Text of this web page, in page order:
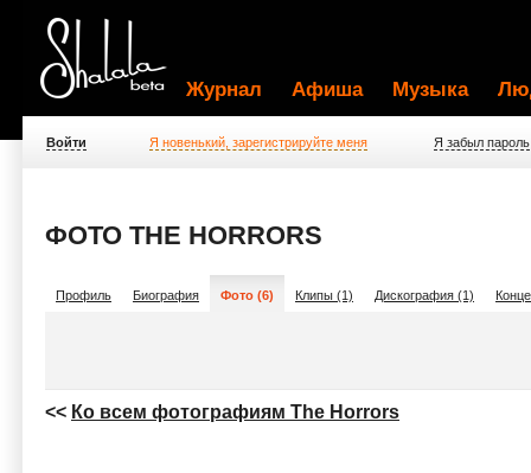
Журнал Афиша Музыка
Войти Я новенький, зарегистрируйте меня Я забыл пароль
ФОТО THE HORRORS
Профиль Биография Фото (6) Клипы (1) Дискография (1)
<< Ко всем фотографиям The Horrors